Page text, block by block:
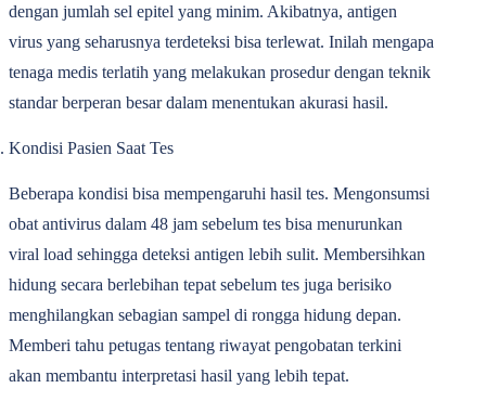
dengan jumlah sel epitel yang minim. Akibatnya, antigen
virus yang seharusnya terdeteksi bisa terlewat. Inilah mengapa
tenaga medis terlatih yang melakukan prosedur dengan teknik
standar berperan besar dalam menentukan akurasi hasil.
Kondisi Pasien Saat Tes
Beberapa kondisi bisa mempengaruhi hasil tes. Mengonsumsi
obat antivirus dalam 48 jam sebelum tes bisa menurunkan
viral load sehingga deteksi antigen lebih sulit. Membersihkan
hidung secara berlebihan tepat sebelum tes juga berisiko
menghilangkan sebagian sampel di rongga hidung depan.
Memberi tahu petugas tentang riwayat pengobatan terkini
akan membantu interpretasi hasil yang lebih tepat.